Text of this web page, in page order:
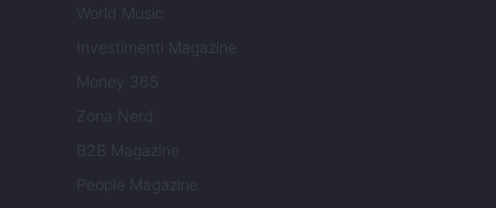
World Music
Investimenti Magazine
Money 365
Zona Nerd
B2B Magazine
People Magazine